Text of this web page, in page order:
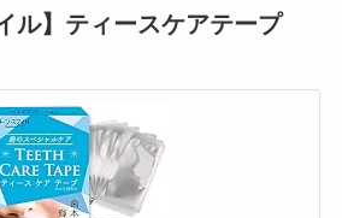
ル】ティースケアテープ